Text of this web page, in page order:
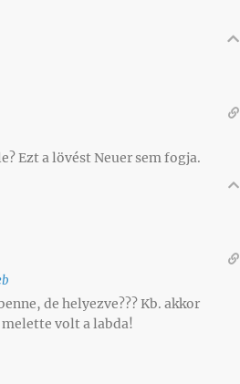
Ezt a lövést Neuer sem fogja.
de helyezve??? Kb. akkor
volt a labda!